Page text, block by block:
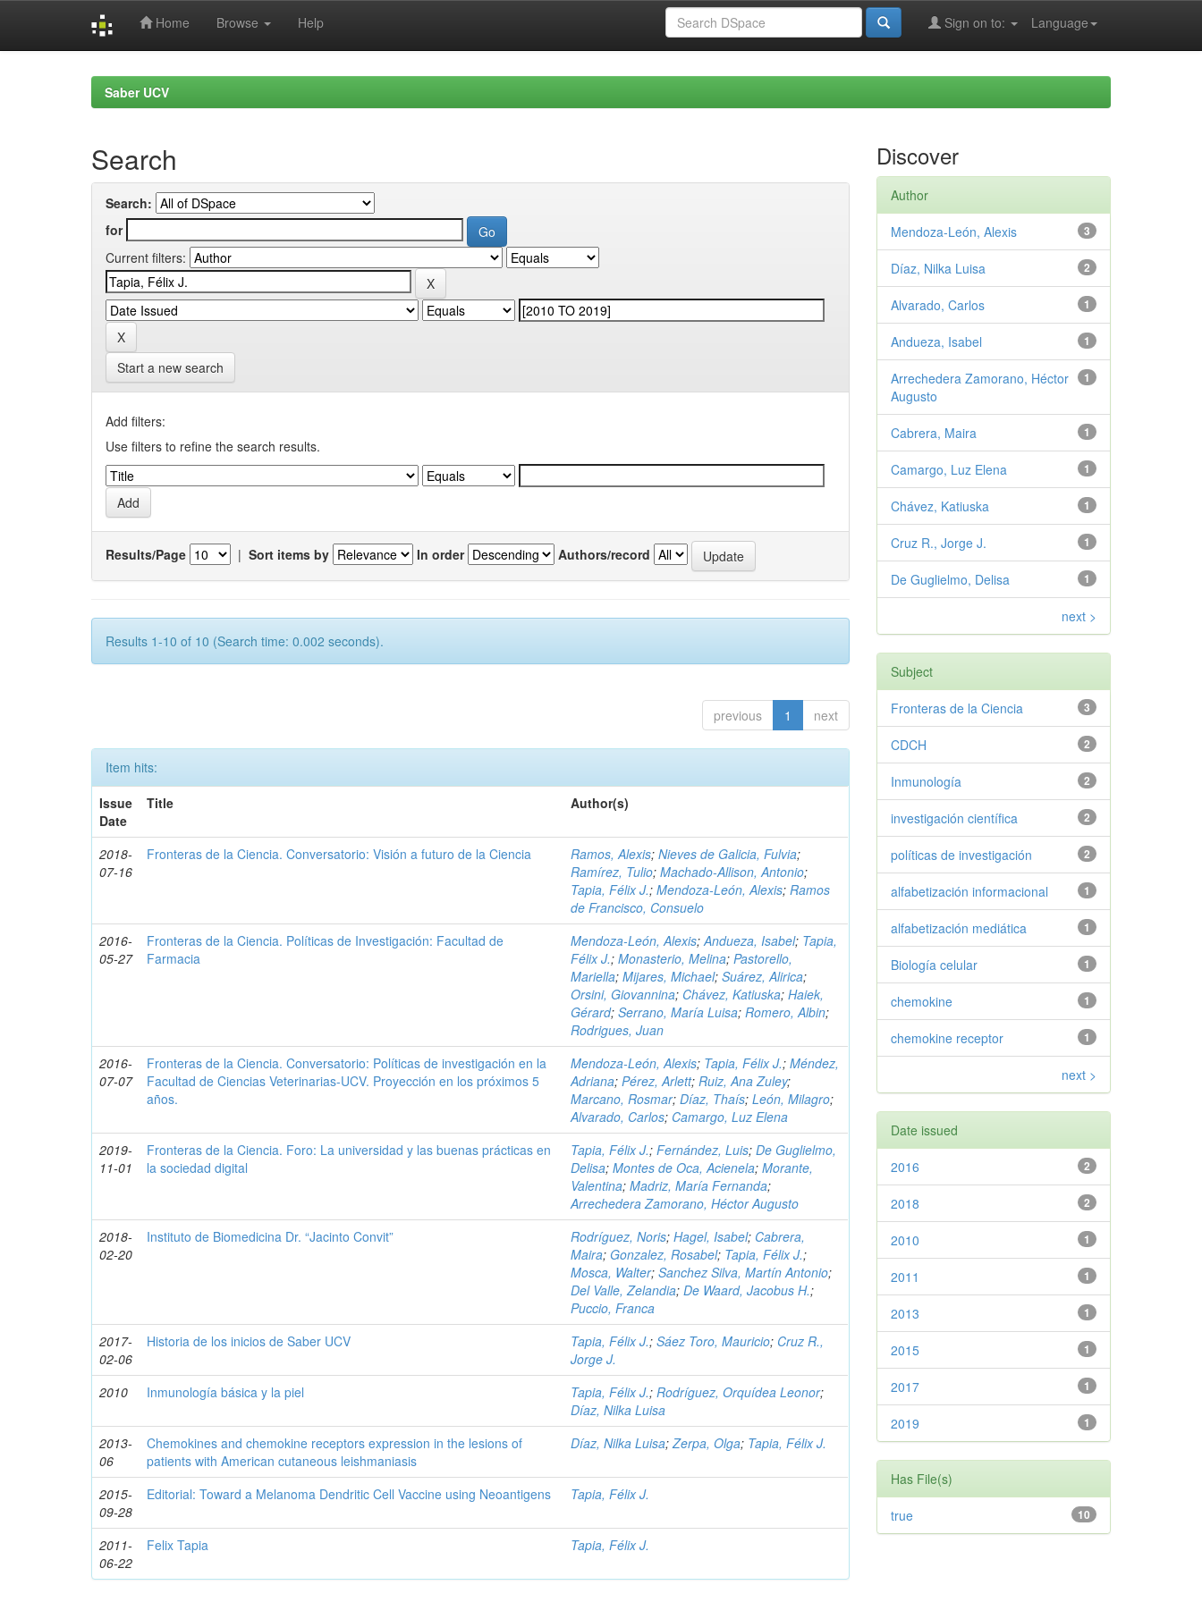
Home Browse Help Language
Sign on to:
Saber UCV
Search
Search:
for
Current filters:
Start a new search
Add filters:
Use filters to refine the search results.
Results/Page | Sort items by In order Authors/record
Results 1-10 of 10 (Search time: 0.002 seconds).
previous 1 next
Item hits:
Issue
Date
Title Author(s)
2018-
07-16
Fronteras de la Ciencia. Conversatorio: Visión a futuro de la Ciencia Ramos, Alexis;Nieves de Galicia, Fulvia;
Ramírez, Tulio;Machado-Allison, Antonio;
Tapia, Félix J.;Mendoza-León, Alexis;Ramos
de Francisco, Consuelo
2016-
05-27
Fronteras de la Ciencia. Políticas de Investigación: Facultad de
Farmacia
Mendoza-León, Alexis;Andueza, Isabel; Tapia,
Félix J.;Monasterio, Melina;Pastorello,
Mariella;Mijares, Michael;Suárez, Alirica;
Orsini, Giovannina; Chávez, Katiuska;Haiek,
Gérard;Serrano, María Luisa;Romero, Albin;
Rodrigues, Juan
2016-
07-07
Fronteras de la Ciencia. Conversatorio: Políticas de investigación en la
Facultad de Ciencias Veterinarias-UCV. Proyección en los próximos 5
años.
Mendoza-León, Alexis; Tapia, Félix J.;Méndez,
Adriana;Pérez, Arlett;Ruiz, Ana Zuley;
Marcano, Rosmar;Díaz, Thaís;León, Milagro;
Alvarado, Carlos; Camargo, Luz Elena
2019-
11-01
Fronteras de la Ciencia. Foro: La universidad y las buenas prácticas en
la sociedad digital
Tapia, Félix J.;Fernández, Luis;De Guglielmo,
Delisa;Montes de Oca, Acienela;Morante,
Valentina;Madriz, María Fernanda;
Arrechedera Zamorano, Héctor Augusto
2018-
02-20
Instituto de Biomedicina Dr. “Jacinto Convit” Rodríguez, Noris;Hagel, Isabel; Cabrera,
Maira; Gonzalez, Rosabel; Tapia, Félix J.;
Mosca, Walter;Sanchez Silva, Martín Antonio;
Del Valle, Zelandia;De Waard, Jacobus H.;
Puccio, Franca
2017-
02-06
Historia de los inicios de Saber UCV Tapia, Félix J.;Sáez Toro, Mauricio; Cruz R.,
Jorge J.
2010
Inmunología básica y la piel Tapia, Félix J.;Rodríguez, Orquídea Leonor;
Díaz, Nilka Luisa
2013-
06
Chemokines and chemokine receptors expression in the lesions of
patients with American cutaneous leishmaniasis
Díaz, Nilka Luisa;Zerpa, Olga; Tapia, Félix J.
2015-
09-28
Editorial: Toward a Melanoma Dendritic Cell Vaccine using Neoantigens Tapia, Félix J.
2011-
06-22
Felix Tapia Tapia, Félix J.
Discover
Author
3
Mendoza-León, Alexis
2
Díaz, Nilka Luisa
1
Alvarado, Carlos
1
Andueza, Isabel
1
Arrechedera Zamorano, Héctor
Augusto
1
Cabrera, Maira
1
Camargo, Luz Elena
1
Chávez, Katiuska
1
Cruz R., Jorge J.
1
De Guglielmo, Delisa
next >
Subject
3
Fronteras de la Ciencia
2
CDCH
2
Inmunología
2
investigación científica
2
políticas de investigación
1
alfabetización informacional
1
alfabetización mediática
1
Biología celular
1
chemokine
1
chemokine receptor
next >
Date issued
2
2016
2
2018
1
2010
1
2011
1
2013
1
2015
1
2017
1
2019
Has File(s)
10
true